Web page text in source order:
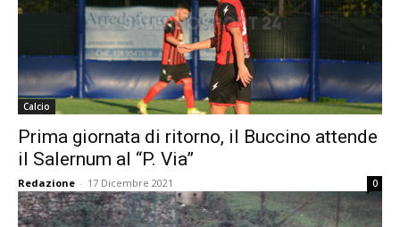
Calcio
Prima giornata di ritorno, il Buccino attende
il Salernum al “P. Via”
Redazione - 17 Dicembre 2021 0